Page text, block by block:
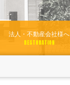
法人・不動産会社様へ
RESTORATION